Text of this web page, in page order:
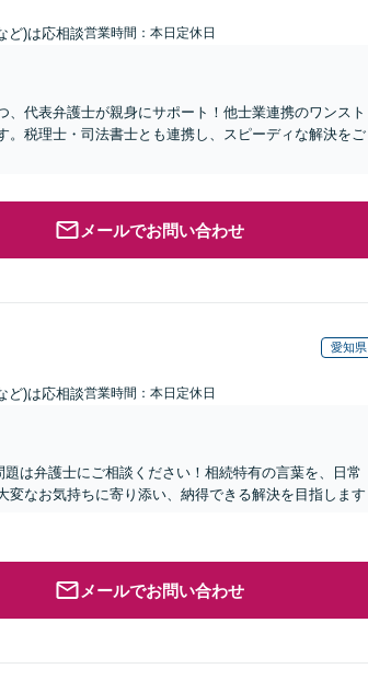
ど)は応相談営業時間：本日定休日
、代表弁護士が親身にサポート！他士業連携のワンスト
税理士・司法書士とも連携し、スピーディな解決をご
メールでお問い合わせ
愛知県
ど)は応相談営業時間：本日定休日
は弁護士にご相談ください！相続特有の言葉を、日常
なお気持ちに寄り添い、納得できる解決を目指します
メールでお問い合わせ